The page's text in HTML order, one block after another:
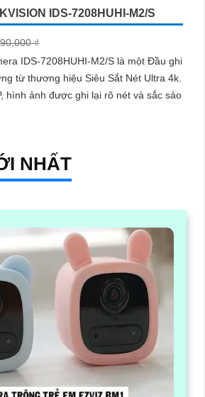
IDS-7208HUHI-M2/S
₫
IDS-7208HUHI-M2/S là một Đầu ghi
từ thương hiệu Siêu Sắt Nét Ultra 4k.
hình ảnh được ghi lại rõ nét và sắc sảo
NHẤT